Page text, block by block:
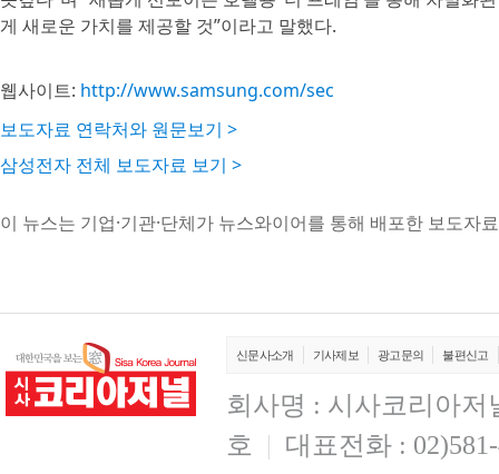
게 새로운 가치를 제공할 것”이라고 말했다.
웹사이트: http://www.samsung.com/sec
보도자료 연락처와 원문보기 >
삼성전자 전체 보도자료 보기 >
이 뉴스는 기업·기관·단체가 뉴스와이어를 통해 배포한 보도자